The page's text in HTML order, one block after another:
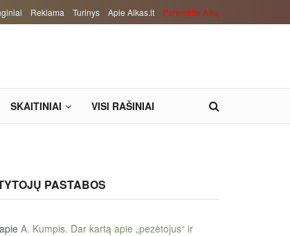
Reklama Turinys Apie Alkas.lt Paremkite Alką
SKAITINIAI VISI RAŠINIAI
PASTABOS
apie A. Kumpis. Dar kartą apie „pezėtojus“ ir